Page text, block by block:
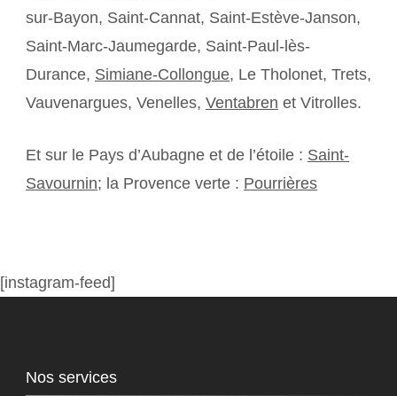
sur-Bayon, Saint-Cannat, Saint-Estève-Janson,
Saint-Marc-Jaumegarde, Saint-Paul-lès-
Durance, Simiane-Collongue, Le Tholonet, Trets,
Vauvenargues, Venelles, Ventabren et Vitrolles.
Et sur le Pays d’Aubagne et de l’étoile : Saint-
Savournin; la Provence verte : Pourrières
[instagram-feed]
Nos services